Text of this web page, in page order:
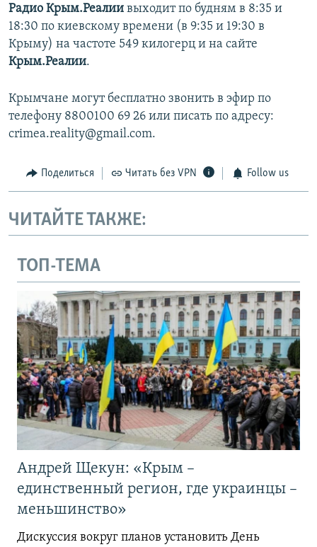
Радио Крым.Реалии выходит по будням в 8:35 и
18:30 по киевскому времени (в 9:35 и 19:30 в
Крыму) на частоте 549 килогерц и на сайте
Крым.Реалии.
Крымчане могут бесплатно звонить в эфир по
телефону 8800100 69 26 или писать по адресу:
crimea.reality@gmail.com.
Поделиться Читать без VPN Follow us
ЧИТАЙТЕ ТАКЖЕ:
ТОП-ТЕМА
Андрей Щекун: «Крым –
единственный регион, где украинцы –
меньшинство»
Дискуссия вокруг планов установить День